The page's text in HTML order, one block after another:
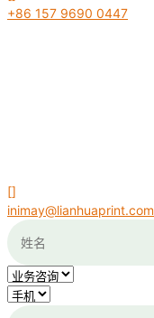
+86 157 9690 0447
[]
inimay@lianhuaprint.com